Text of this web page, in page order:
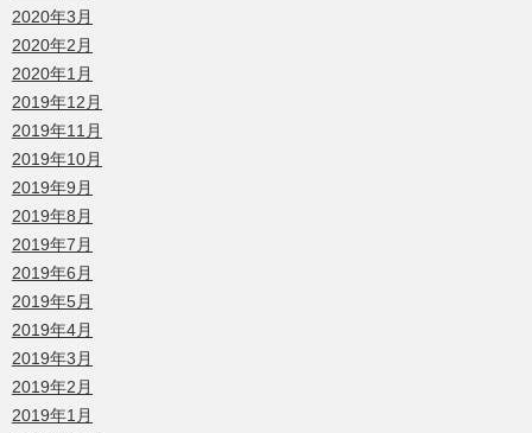
2020年3月
2020年2月
2020年1月
2019年12月
2019年11月
2019年10月
2019年9月
2019年8月
2019年7月
2019年6月
2019年5月
2019年4月
2019年3月
2019年2月
2019年1月